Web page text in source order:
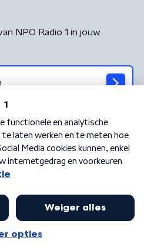
NPO Radio 1 in jouw